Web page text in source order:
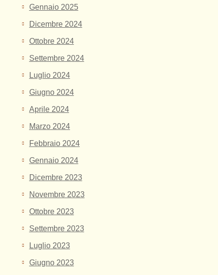
Gennaio 2025
Dicembre 2024
Ottobre 2024
Settembre 2024
Luglio 2024
Giugno 2024
Aprile 2024
Marzo 2024
Febbraio 2024
Gennaio 2024
Dicembre 2023
Novembre 2023
Ottobre 2023
Settembre 2023
Luglio 2023
Giugno 2023